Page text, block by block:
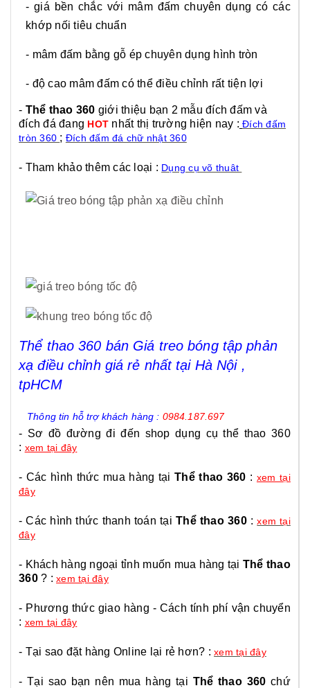
- giá bền chắc với mâm đấm chuyên dụng có các
khớp nối tiêu chuẩn
- mâm đấm bằng gỗ ép chuyên dụng hình tròn
- độ cao mâm đấm có thể điều chỉnh rất tiện lợi
- Thể thao 360 giới thiệu bạn 2 mẫu đích đấm và
đích đá đang HOT nhất thị trường hiện nay : Đích đấm
tròn 360 ; Đích đấm đá chữ nhật 360
- Tham khảo thêm các loại : Dụng cụ võ thuât
Thể thao 360 bán Giá treo bóng tập phản
xạ điều chỉnh giá rẻ nhất tại Hà Nội ,
tpHCM
Thông tin hỗ trợ khách hàng : 0984.187.697
- Sơ đồ đường đi đến shop dụng cụ thể thao 360
: xem tại đây
- Các hình thức mua hàng tạiThể thao 360 : xem tại
đây
- Các hình thức thanh toán tạiThể thao 360:xem tại
đây
- Khách hàng ngoại tỉnh muốn mua hàng tại Thể thao
360? :xem tại đây
- Phương thức giao hàng - Cách tính phí vận chuyển
: xem tại đây
- Tại sao đặt hàng Online lại rẻ hơn? :xem tại đây
- Tại sao bạn nên mua hàng tại Thể thao 360 chứ